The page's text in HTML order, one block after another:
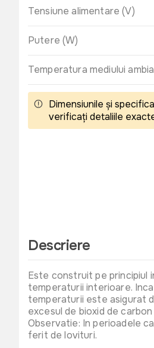
Tensiune alimentare (V)
Putere (W)
Temperatura mediului
Dimensiunile și
verificați detaliile
Descriere
Este construit pe principiul
temperaturii interioare.
temperaturii este asigurat
excesul de bioxid de
Observatie: In perioadele
ferit de lovituri.